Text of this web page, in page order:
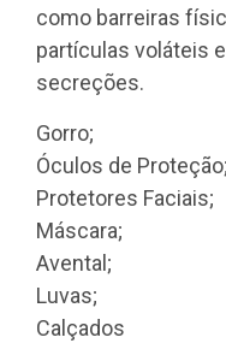
como barreiras
partículas voláteis
secreções.
Gorro;
Óculos de Proteção;
Protetores Faciais;
Máscara;
Avental;
Luvas;
Calçados